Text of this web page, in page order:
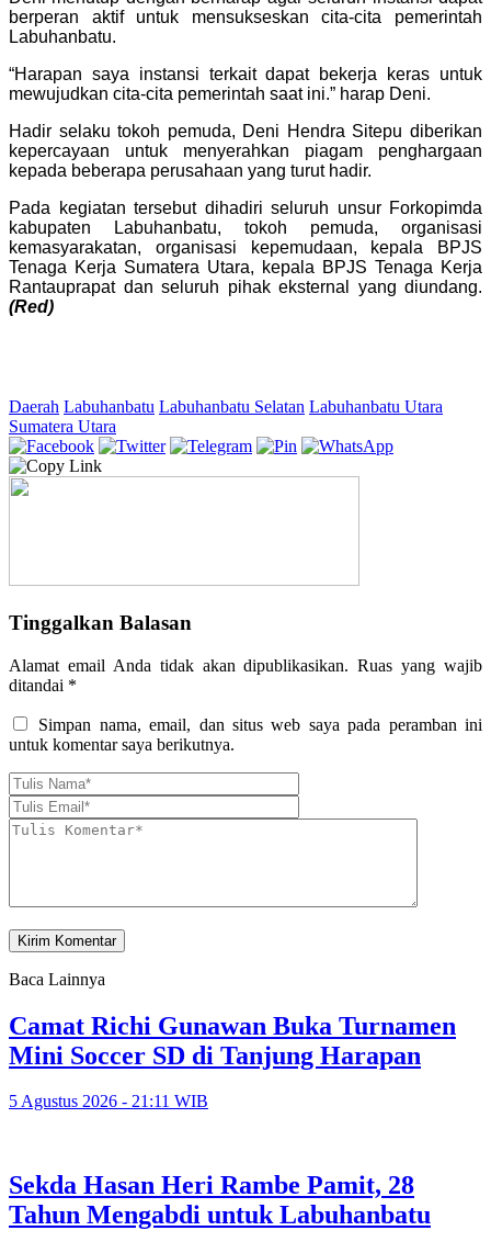
berperan aktif untuk mensukseskan cita-cita pemerintah
Labuhanbatu.
“Harapan saya instansi terkait dapat bekerja keras untuk
mewujudkan cita-cita pemerintah saat ini.” harap Deni.
Hadir selaku tokoh pemuda, Deni Hendra Sitepu diberikan
kepercayaan untuk menyerahkan piagam penghargaan
kepada beberapa perusahaan yang turut hadir.
Pada kegiatan tersebut dihadiri seluruh unsur Forkopimda
kabupaten Labuhanbatu, tokoh pemuda, organisasi
kemasyarakatan, organisasi kepemudaan, kepala BPJS
Tenaga Kerja Sumatera Utara, kepala BPJS Tenaga Kerja
Rantauprapat dan seluruh pihak eksternal yang diundang.
(Red)
Daerah Labuhanbatu Labuhanbatu Selatan Labuhanbatu Utara
Sumatera Utara
Tinggalkan Balasan
Alamat email Anda tidak akan dipublikasikan. Ruas yang wajib
ditandai *
Simpan nama, email, dan situs web saya pada peramban ini
untuk komentar saya berikutnya.
Baca Lainnya
Camat Richi Gunawan Buka Turnamen
Mini Soccer SD di Tanjung Harapan
5 Agustus 2026 - 21:11 WIB
Sekda Hasan Heri Rambe Pamit, 28
Tahun Mengabdi untuk Labuhanbatu